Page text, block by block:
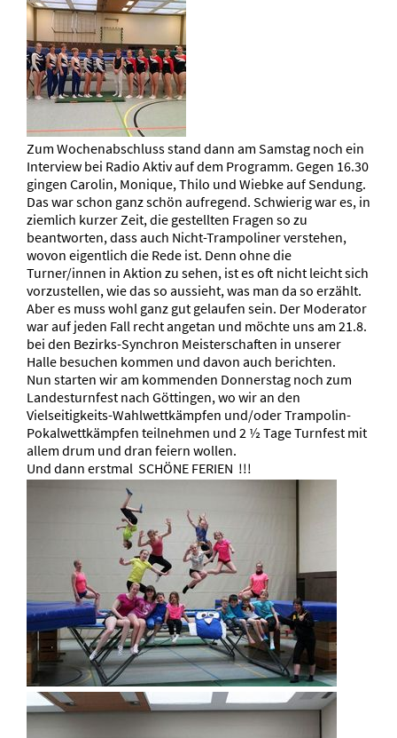
Zum Wochenabschluss stand dann am Samstag noch ein
Interview bei Radio Aktiv auf dem Programm. Gegen 16.30
gingen Carolin, Monique, Thilo und Wiebke auf Sendung.
Das war schon ganz schön aufregend. Schwierig war es, in
ziemlich kurzer Zeit, die gestellten Fragen so zu
beantworten, dass auch Nicht-Trampoliner verstehen,
wovon eigentlich die Rede ist. Denn ohne die
Turner/innen in Aktion zu sehen, ist es oft nicht leicht sich
vorzustellen, wie das so aussieht, was man da so erzählt.
Aber es muss wohl ganz gut gelaufen sein. Der Moderator
war auf jeden Fall recht angetan und möchte uns am 21.8.
bei den Bezirks-Synchron Meisterschaften in unserer
Halle besuchen kommen und davon auch berichten.
Nun starten wir am kommenden Donnerstag noch zum
Landesturnfest nach Göttingen, wo wir an den
Vielseitigkeits-Wahlwettkämpfen und/oder Trampolin-
Pokalwettkämpfen teilnehmen und 2 ½ Tage Turnfest mit
allem drum und dran feiern wollen.
Und dann erstmal SCHÖNE FERIEN !!!